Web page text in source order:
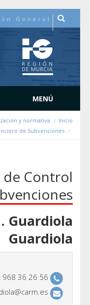
Servicio de Control
de
Pascual
Email: